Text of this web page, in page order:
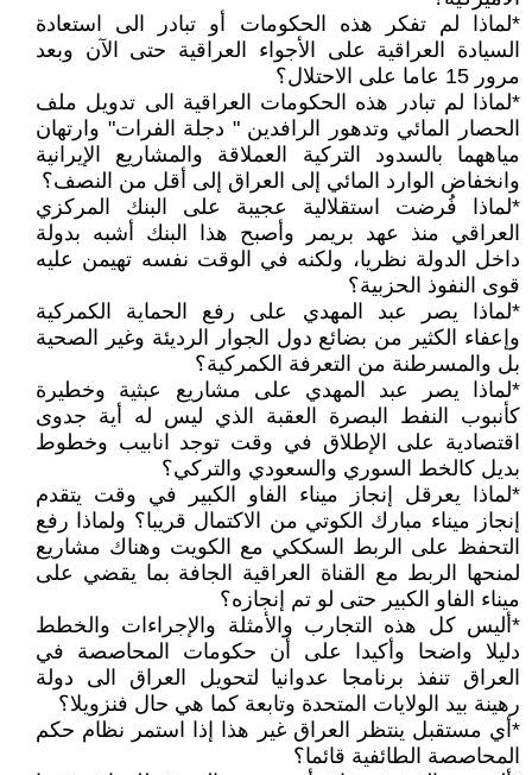
*لماذا لم تفكر هذه الحكومات أو تبادر الى استعادة
السيادة العراقية على الأجواء العراقية حتى الآن وبعد
مرور 15 عاما على الاحتلال؟
*لماذا لم تبادر هذه الحكومات العراقية الى تدويل ملف
الحصار المائي وتدهور الرافدين " دجلة الفرات" وارتهان
مياههما بالسدود التركية العملاقة والمشاريع الإيرانية
وانخفاض الوارد المائي إلى العراق إلى أقل من النصف؟
*لماذا فُرضت استقلالية عجيبة على البنك المركزي
العراقي منذ عهد بريمر وأصبح هذا البنك أشبه بدولة
داخل الدولة نظريا، ولكنه في الوقت نفسه تهيمن عليه
قوى النفوذ الحزبية؟
*لماذا يصر عبد المهدي على رفع الحماية الكمركية
وإعفاء الكثير من بضائع دول الجوار الرديئة وغير الصحية
بل والمسرطنة من التعرفة الكمركية؟
*لماذا يصر عبد المهدي على مشاريع عبثية وخطيرة
كأنبوب النفط البصرة العقبة الذي ليس له أية جدوى
اقتصادية على الإطلاق في وقت توجد انابيب وخطوط
بديل كالخط السوري والسعودي والتركي؟
*لماذا يعرقل إنجاز ميناء الفاو الكبير في وقت يتقدم
إنجاز ميناء مبارك الكوتي من الاكتمال قريبا؟ ولماذا رفع
التحفظ على الربط السككي مع الكويت وهناك مشاريع
لمنحها الربط مع القناة العراقية الجافة بما يقضي على
ميناء الفاو الكبير حتى لو تم إنجازه؟
*أليس كل هذه التجارب والأمثلة والإجراءات والخطط
دليلا واضحا وأكيدا على أن حكومات المحاصصة في
العراق تنفذ برنامجا عدوانيا لتحويل العراق الى دولة
رهينة بيد الولايات المتحدة وتابعة كما هي حال فنزويلا؟
*أي مستقبل ينتظر العراق غير هذا إذا استمر نظام حكم
المحاصصة الطائفية قائما؟